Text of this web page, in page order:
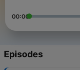
00:00
Episodes